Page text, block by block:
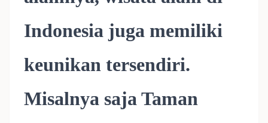
Indonesia juga memiliki
keunikan tersendiri.
Misalnya saja Taman